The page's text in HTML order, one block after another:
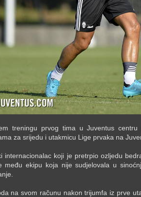
treningu prvog tima u Juventus
za srijedu i utakmicu Lige prvaka na
internacionalac koji je pretrpio ozljedu
među ekipu koja nije sudjelovala u
na svom računu nakon trijumfa iz prve